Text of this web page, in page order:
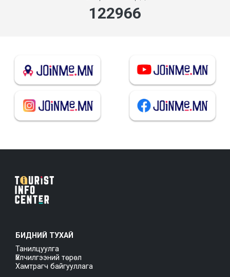
141884
БИДНИЙ ТУХАЙ
Танилцуулга
Үйлчилгээний төрөл
Хамтрагч байгууллага